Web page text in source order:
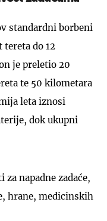
standardni borbeni
do 12
je preletio 20
te 50 kilometara
leta iznosi
dok ukupni
napadne zadaće,
hrane, medicinskih